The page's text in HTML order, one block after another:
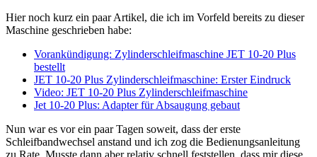
Hier noch kurz ein paar Artikel, die ich im Vorfeld bereits zu dieser
Maschine geschrieben habe:
Vorankündigung: Zylinderschleifmaschine JET 10-20 Plus
bestellt
JET 10-20 Plus Zylinderschleifmaschine: Erster Eindruck
Video: JET 10-20 Plus Zylinderschleifmaschine
Jet 10-20 Plus: Adapter für Absaugung gebaut
Nun war es vor ein paar Tagen soweit, dass der erste
Schleifbandwechsel anstand und ich zog die Bedienungsanleitung
zu Rate. Musste dann aber relativ schnell feststellen, dass mir diese